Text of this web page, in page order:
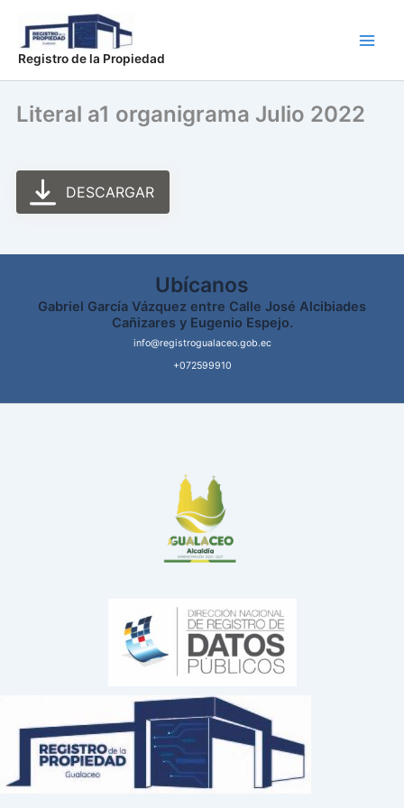
contenido
Registro de la Propiedad
Literal a1 organigrama Julio 2022
DESCARGAR
Ubícanos
Gabriel García Vázquez entre Calle José Alcibiades
Cañizares y Eugenio Espejo.
info@registrogualaceo.gob.ec
+072599910